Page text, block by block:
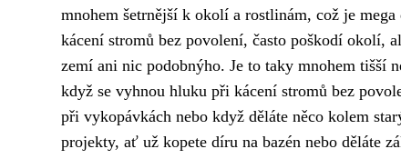
mnohem šetrnější k okolí a rostlinám, což je
kácení stromů bez povolení, často poškodí okolí,
zemí ani nic podobnýho. Je to taky mnohem tišší
když se vyhnou hluku při kácení stromů bez
při vykopávkách nebo když děláte něco kolem
projekty, ať už kopete díru na bazén nebo děláte